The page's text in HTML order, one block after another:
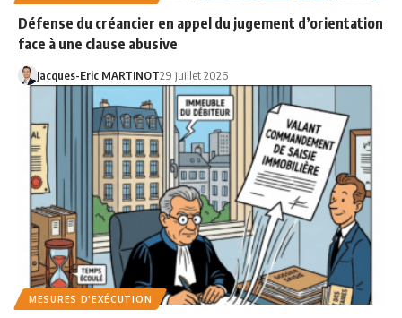
Défense du créancier en appel du jugement d’orientation
face à une clause abusive
Jacques-Eric MARTINOT29 juillet 2026
MESURES D'EXÉCUTION